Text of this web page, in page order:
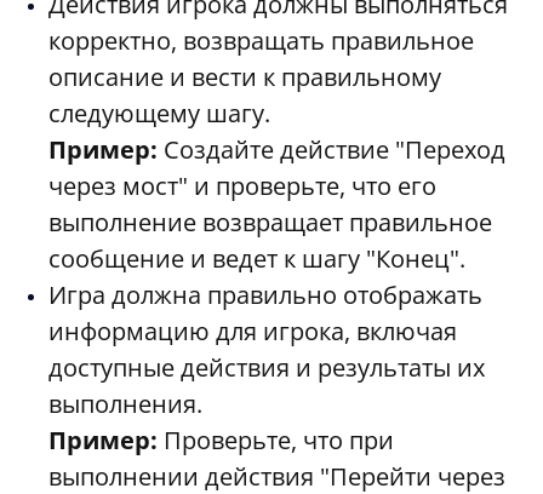
корректно, возвращать правильное
описание и вести к правильному
следующему шагу.
Пример: Создайте действие "Переход
через мост" и проверьте, что его
выполнение возвращает правильное
сообщение и ведет к шагу "Конец".
Игра должна правильно отображать
информацию для игрока, включая
доступные действия и результаты их
выполнения.
Пример: Проверьте, что при
выполнении действия "Перейти через